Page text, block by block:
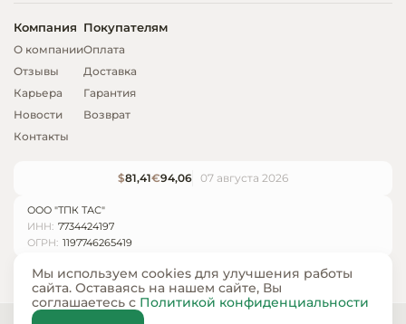
Компания
О компании
Отзывы
Карьера
Новости
Контакты
Покупателям
Оплата
Доставка
Гарантия
Возврат
$81,41€94,06 07 августа 2026
ООО "ТПК ТАС"
ИНН: 7734424197
ОГРН: 1197746265419
© ООО «ТПК ТАС» 2024 — 2026
Мы используем cookies для улучшения работы
сайта. Оставаясь на нашем сайте, Вы
соглашаетесь с Политикой конфиденциальности